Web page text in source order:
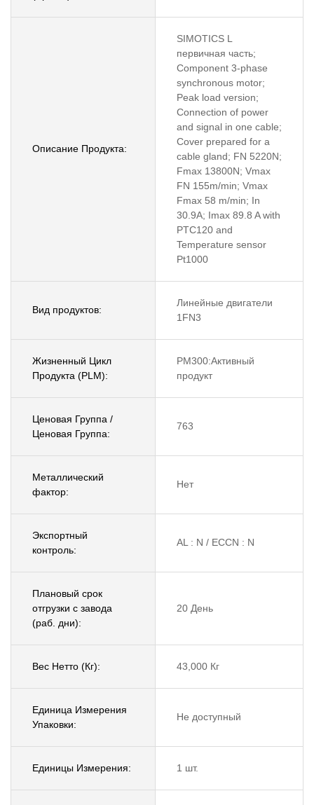
Описание Продукта:
SIMOTICS L
первичная часть;
Component 3-phase
synchronous motor;
Peak load version;
Connection of power
and signal in one cable;
Cover prepared for a
cable gland; FN 5220N;
Fmax 13800N; Vmax
FN 155m/min; Vmax
Fmax 58 m/min; In
30.9A; Imax 89.8 A with
PTC120 and
Temperature sensor
Pt1000
Вид продуктов:
Линейные двигатели
1FN3
Жизненный Цикл
Продукта (PLM):
PM300:Активный
продукт
Ценовая Группа /
Ценовая Группа:
763
Металлический
фактор:
Нет
Экспортный
контроль:
AL : N / ECCN : N
Плановый срок
отгрузки с завода
(раб. дни):
20 День
Вес Нетто (Кг): 43,000 Кг
Единица Измерения
Упаковки:
Не доступный
Единицы Измерения: 1 шт.